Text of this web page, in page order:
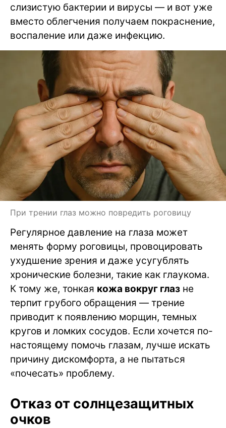
слизистую бактерии и вирусы — и вот уже
вместо облегчения получаем покраснение,
воспаление или даже инфекцию.
При трении глаз можно повредить роговицу
Регулярное давление на глаза может
менять форму роговицы, провоцировать
ухудшение зрения и даже усугублять
хронические болезни, такие как глаукома.
К тому же, тонкая кожа вокруг глаз не
терпит грубого обращения — трение
приводит к появлению морщин, темных
кругов и ломких сосудов. Если хочется по-
настоящему помочь глазам, лучше искать
причину дискомфорта, а не пытаться
«почесать» проблему.
Отказ от солнцезащитных
очков